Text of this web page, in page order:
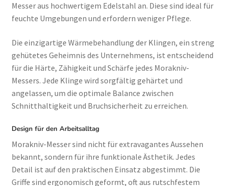
Messer aus hochwertigem Edelstahl an. Diese sind ideal für
feuchte Umgebungen und erfordern weniger Pflege.
Die einzigartige Wärmebehandlung der Klingen, ein streng
gehütetes Geheimnis des Unternehmens, ist entscheidend
für die Härte, Zähigkeit und Schärfe jedes Morakniv-
Messers. Jede Klinge wird sorgfältig gehärtet und
angelassen, um die optimale Balance zwischen
Schnitthaltigkeit und Bruchsicherheit zu erreichen.
Design für den Arbeitsalltag
Morakniv-Messer sind nicht für extravagantes Aussehen
bekannt, sondern für ihre funktionale Ästhetik. Jedes
Detail ist auf den praktischen Einsatz abgestimmt. Die
Griffe sind ergonomisch geformt, oft aus rutschfestem